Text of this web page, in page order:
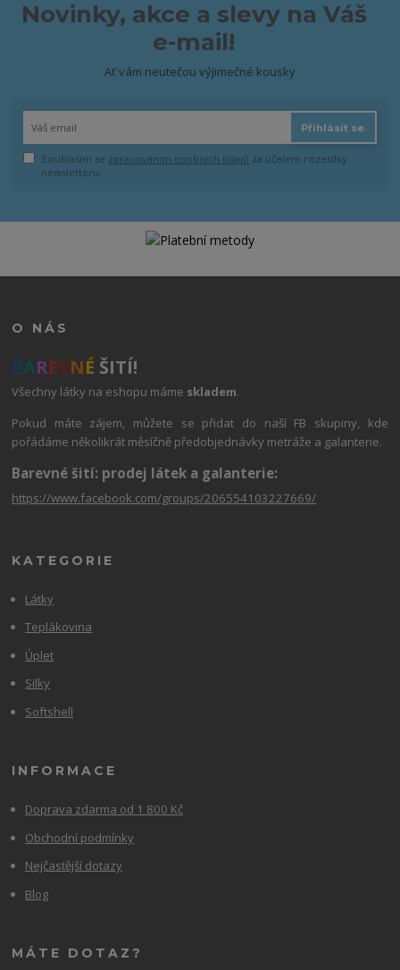
Novinky, akce a slevy na Váš
e-mail!
Ať vám neutečou výjimečné kousky
Přihlásit se
Souhlasím se zpracováním osobních údajů za účelem rozesílky
newsletteru.
O NÁS
BAREVNÉ ŠITÍ!
Všechny látky na eshopu máme skladem.
Pokud máte zájem, můžete se přidat do naší FB skupiny, kde
pořádáme několikrát měsíčně předobjednávky metráže a galanterie.
Barevné šití: prodej látek a galanterie:
https://www.facebook.com/groups/206554103227669/
KATEGORIE
Látky
Teplákovina
Úplet
Silky
Softshell
INFORMACE
Doprava zdarma od 1 800 Kč
Obchodní podmínky
Nejčastější dotazy
Blog
MÁTE DOTAZ?